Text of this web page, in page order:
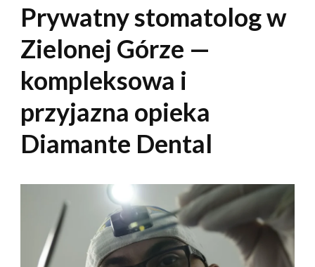
Prywatny stomatolog w
Zielonej Górze —
kompleksowa i
przyjazna opieka
Diamante Dental